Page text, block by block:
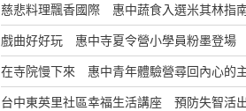
慈悲料理飄香國際 惠中蔬食入選米其林指
戲曲好好玩 惠中寺夏令營小學員粉墨登場
在寺院慢下來 惠中青年體驗營尋回內心的
台中東英里社區幸福生活講座 預防失智活